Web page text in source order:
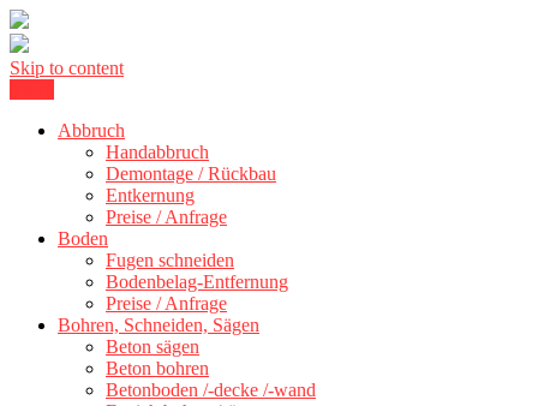
Skip to content
Betonschneiden Stuttgart
+ 300 kmAbbruch
Handabbruch
Demontage / Rückbau
Entkernung
Preise / Anfrage
Boden
Fugen schneiden
Bodenbelag-Entfernung
Preise / Anfrage
Bohren, Schneiden, Sägen
Beton sägen
Beton bohren
Betonboden /-decke /-wand